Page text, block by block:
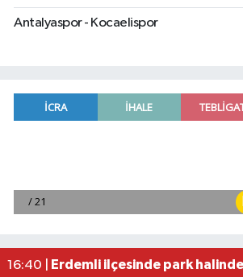
Antalyaspor - Kocaelispor
16:58 |
Osmaniye'de huzur
16:40 |
Erdemli ilçesinde park